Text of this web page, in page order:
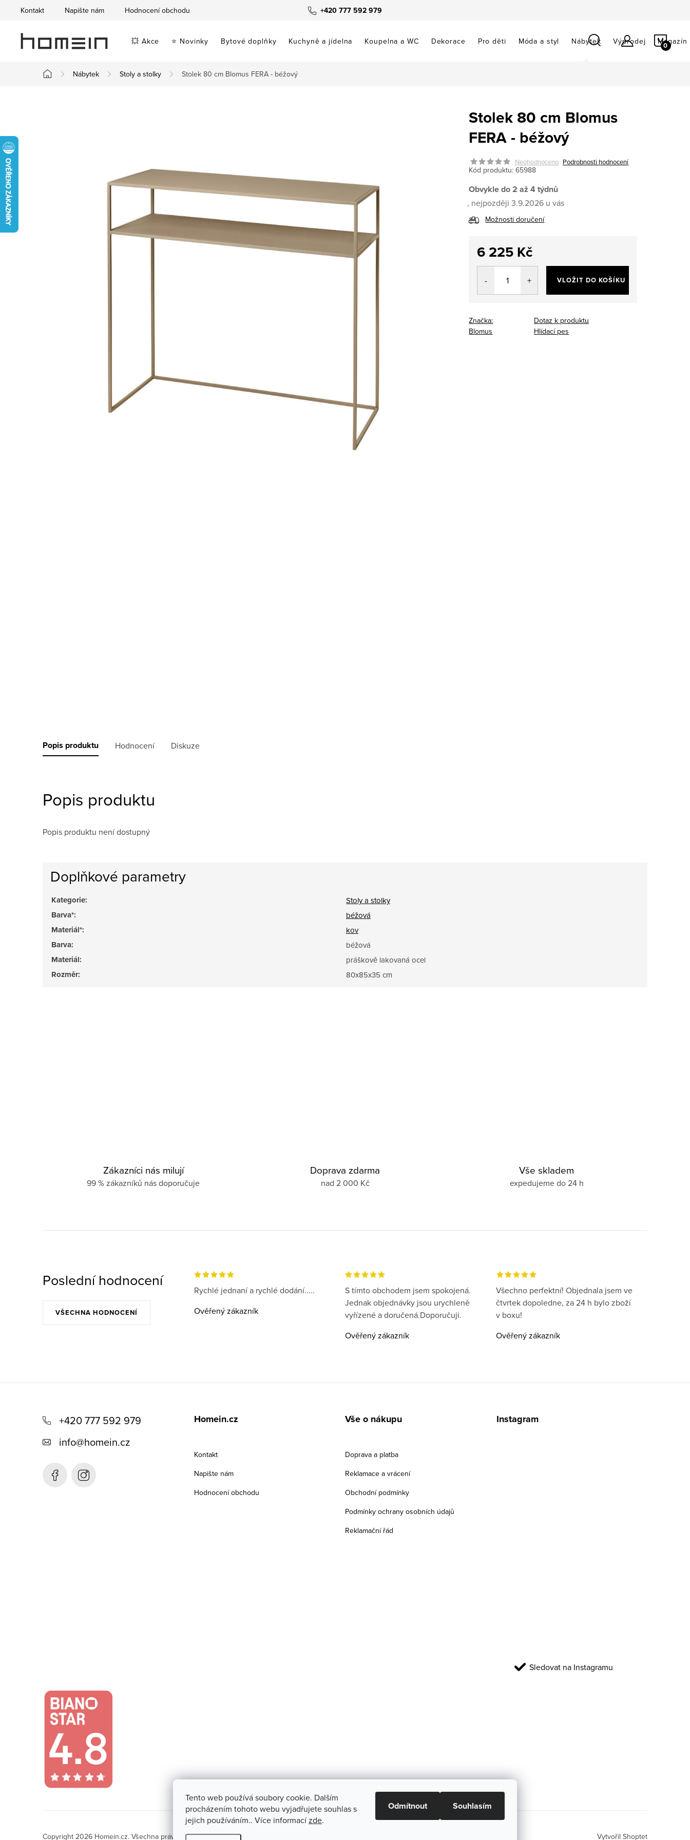
Tento web používá soubory cookie. Dalším
procházením tohoto webu vyjadřujete souhlas s
jejich používáním.. Více informacízde.
Odmítnout Souhlasím
obsah
+420 777 592 979
Kontakt Napište nám Hodnocení obchodu
💥 Akce ⭐ Novinky Bytové doplňky Kuchyně a jídelna Koupelna a WC Dekorace Pro děti Móda a styl Nábytek Výprodej Magazín
Domů
Nábytek Stoly a stolky Stolek 80 cm Blomus FERA - béžový
Stolek 80 cm Blomus
FERA - béžový
Neohodnoceno Podrobnosti hodnocení
Kód produktu: 65988
Obvykle do 2 až 4 týdnů
3.9.2026
Možnosti doručení
6 225 Kč
Měrná
VLOŽIT DO KOŠÍKU
Značka:
Blomus
Dotaz k produktu
Hlídací pes
Popis produktu Hodnocení Diskuze
Popis produktu
Popis produktu není dostupný
Doplňkové parametry
Kategorie: Stoly a stolky
Barva*: béžová
Materiál*: kov
Barva: béžová
Materiál: práškově lakovaná ocel
Rozměr: 80x85x35 cm
Zákazníci nás milují
99 % zákazníků nás doporučuje
Doprava zdarma
nad 2 000 Kč
Vše skladem
expedujeme do 24 h
Poslední hodnocení
VŠECHNA HODNOCENÍ
Rychlé jednaní a rychlé dodání.....
Ověřený zákazník
S tímto obchodem jsem spokojená.
Jednak objednávky jsou urychleně
vyřízené a doručená.Doporučuji.
Ověřený zákazník
Všechno perfektní! Objednala jsem ve
čtvrtek dopoledne, za 24 h bylo zboží
v boxu!
Ověřený zákazník
+420 777 592 979
info@homein.cz
Homein.cz
Kontakt
Napište nám
Hodnocení obchodu
Vše o nákupu
Doprava a platba
Reklamace a vrácení
Obchodní podmínky
Podmínky ochrany osobních údajů
Reklamační řád
Instagram
Sledovat na Instagramu
Vytvořil Shoptet
Copyright 2026 Homein.cz. Všechna práva vyhrazena.Upravit nastavení cookies